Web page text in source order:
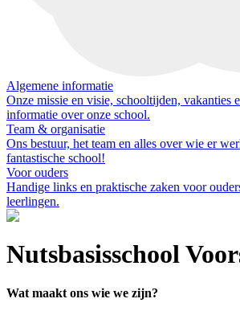
Algemene informatie
Onze missie en visie, schooltijden, vakanties
informatie over onze school.
Team & organisatie
Ons bestuur, het team en alles over wie er
fantastische school!
Voor ouders
Handige links en praktische zaken voor
leerlingen.
Nutsbasisschool
Wat maakt ons wie we zijn?